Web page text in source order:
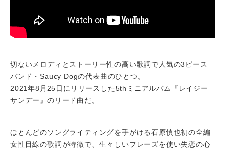
切ないメロディとストーリー性の高い歌詞で人気の3ピース
バンド・Saucy Dogの代表曲のひとつ。
2021年8月25日にリリースした5thミニアルバム『レイジー
サンデー』のリード曲だ。
ほとんどのソングライティングを手がける石原慎也初の全編
女性目線の歌詞が特徴で、生々しいフレーズを使い失恋の心